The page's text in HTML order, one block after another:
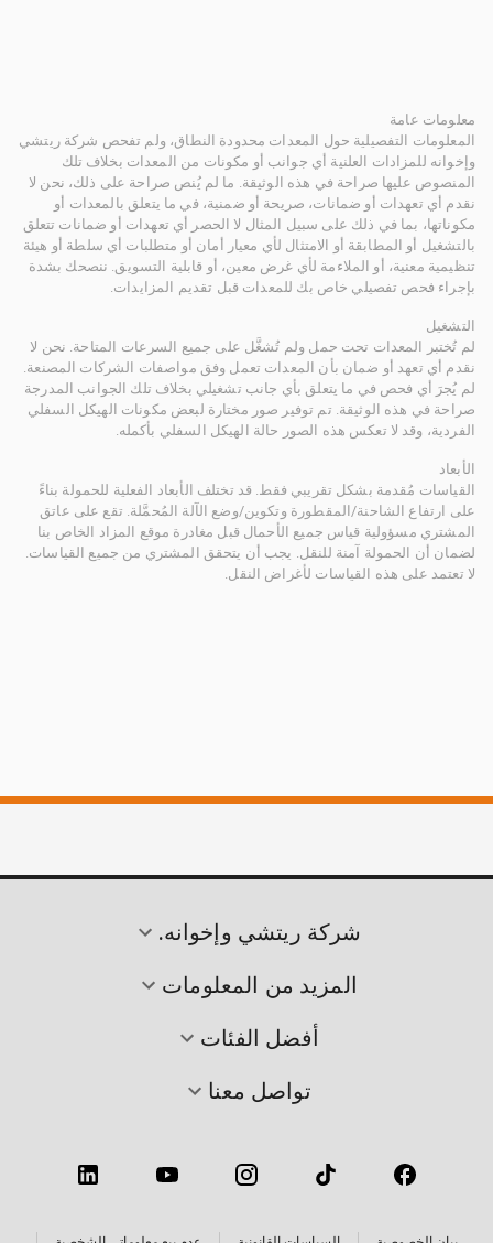
معلومات عامة
المعلومات التفصيلية حول المعدات محدودة النطاق، ولم تفحص شركة ريتشي
وإخوانه للمزادات العلنية أي جوانب أو مكونات من المعدات بخلاف تلك
المنصوص عليها صراحة في هذه الوثيقة. ما لم يُنص صراحة على ذلك، نحن لا
نقدم أي تعهدات أو ضمانات، صريحة أو ضمنية، في ما يتعلق بالمعدات أو
مكوناتها، بما في ذلك على سبيل المثال لا الحصر أي تعهدات أو ضمانات تتعلق
بالتشغيل أو المطابقة أو الامتثال لأي معيار أمان أو متطلبات أي سلطة أو هيئة
تنظيمية معنية، أو الملاءمة لأي غرض معين، أو قابلية التسويق. ننصحك بشدة
بإجراء فحص تفصيلي خاص بك للمعدات قبل تقديم المزايدات.
التشغيل
لم تُختبر المعدات تحت حمل ولم تُشغَّل على جميع السرعات المتاحة. نحن لا
نقدم أي تعهد أو ضمان بأن المعدات تعمل وفق مواصفات الشركات المصنعة.
لم يُجرَ أي فحص في ما يتعلق بأي جانب تشغيلي بخلاف تلك الجوانب المدرجة
صراحة في هذه الوثيقة. تم توفير صور مختارة لبعض مكونات الهيكل السفلي
الفردية، وقد لا تعكس هذه الصور حالة الهيكل السفلي بأكمله.
الأبعاد
القياسات مُقدمة بشكل تقريبي فقط. قد تختلف الأبعاد الفعلية للحمولة بناءً
على ارتفاع الشاحنة/المقطورة وتكوين/وضع الآلة المُحمَّلة. تقع على عاتق
المشتري مسؤولية قياس جميع الأحمال قبل مغادرة موقع المزاد الخاص بنا
لضمان أن الحمولة آمنة للنقل. يجب أن يتحقق المشتري من جميع القياسات.
لا تعتمد على هذه القياسات لأغراض النقل.
شركة ريتشي وإخوانه.
المزيد من المعلومات
أفضل الفئات
تواصل معنا